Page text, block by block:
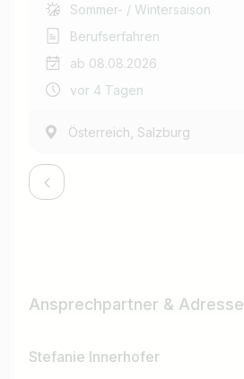
Sommer- / Wintersaison
Berufserfahren
ab 08.08.2026
vor 4 Tagen
Österreich, Salzburg
Ansprechpartner & Adresse
Stefanie Innerhofer